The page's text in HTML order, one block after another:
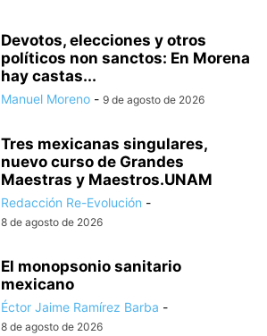
Devotos, elecciones y otros
políticos non sanctos: En Morena
hay castas...
Manuel Moreno - 9 de agosto de 2026
Tres mexicanas singulares,
nuevo curso de Grandes
Maestras y Maestros.UNAM
Redacción Re-Evolución -
8 de agosto de 2026
El monopsonio sanitario
mexicano
Éctor Jaime Ramírez Barba -
8 de agosto de 2026